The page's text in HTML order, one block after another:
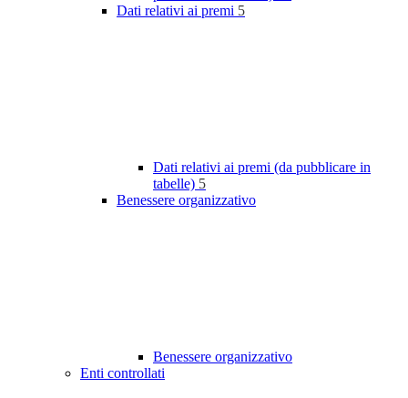
Dati relativi ai premi 5
Dati relativi ai premi (da pubblicare in
tabelle) 5
Benessere organizzativo
Benessere organizzativo
Enti controllati